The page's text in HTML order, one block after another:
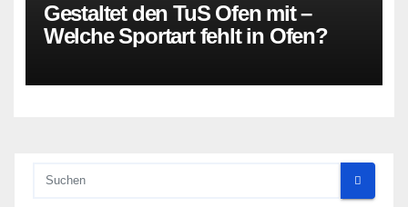
Gestaltet den TuS Ofen mit –
Welche Sportart fehlt in Ofen?